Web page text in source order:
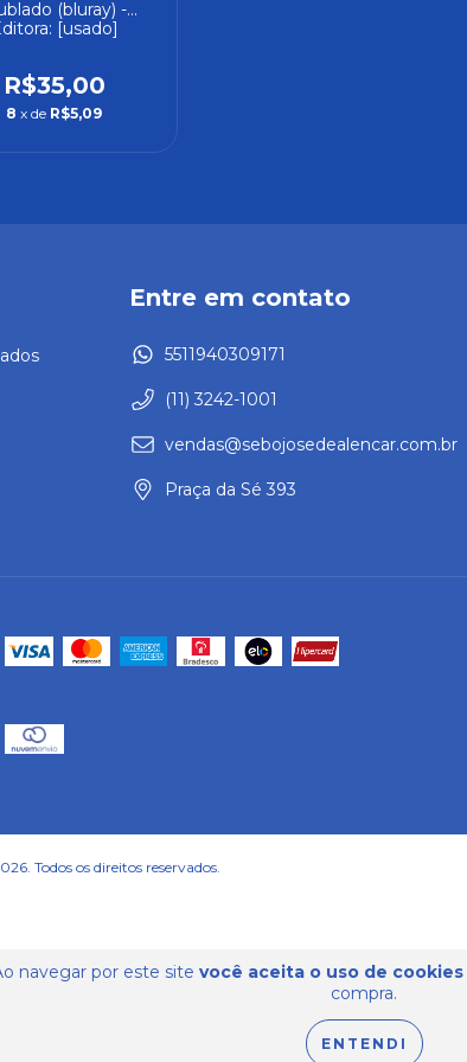
navegar por este site você aceita o uso de cookies
compra.
ENTENDI
(bluray) -
[usado]
R$35,00
8 x de R$5,09
Entre em contato
5511940309171
(11) 3242-1001
vendas@sebojosedealencar.com.br
Praça da Sé 393
Todos os direitos reservados.